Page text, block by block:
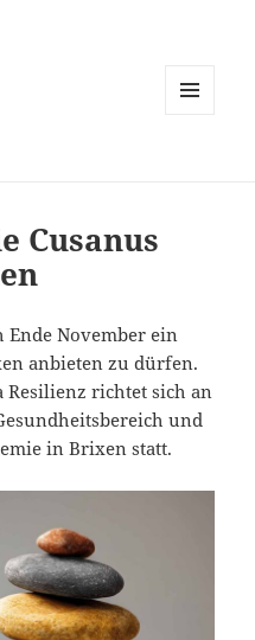
Cusanus
November ein
anbieten zu dürfen.
Resilienz richtet sich an
und
in Brixen statt.